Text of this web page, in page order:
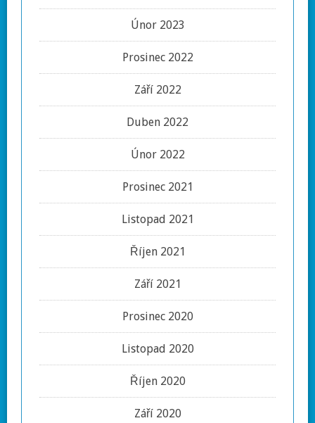
Únor 2023
Prosinec 2022
Září 2022
Duben 2022
Únor 2022
Prosinec 2021
Listopad 2021
Říjen 2021
Září 2021
Prosinec 2020
Listopad 2020
Říjen 2020
Září 2020